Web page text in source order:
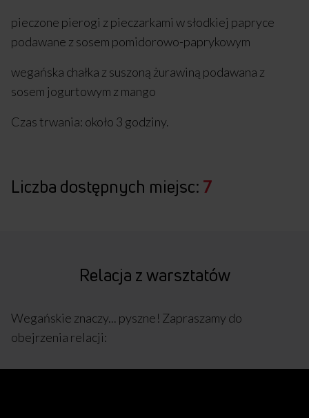
pieczone pierogi z pieczarkami w słodkiej papryce
podawane z sosem pomidorowo-paprykowym
wegańska chałka z suszoną żurawiną podawana z
sosem jogurtowym z mango
Czas trwania: około 3 godziny.
Liczba dostępnych miejsc: 7
Relacja z warsztatów
Wegańskie znaczy... pyszne! Zapraszamy do
obejrzenia relacji: